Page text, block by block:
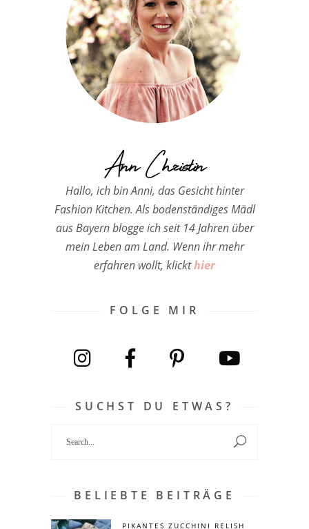
Ann Christin
Hallo, ich bin Anni, das Gesicht hinter
Fashion Kitchen. Als bodenständiges Mädl
aus Bayern blogge ich seit 14 Jahren über
mein Leben am Land. Wenn ihr mehr
erfahren wollt, klickthier
FOLGE MIR
SUCHST DU ETWAS?
BELIEBTE BEITRÄGE
PIKANTES ZUCCHINI RELISH